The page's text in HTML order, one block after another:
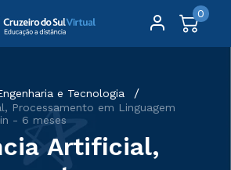
0
e Tecnologia
Processamento em Linguagem
- 6 meses
Artificial,